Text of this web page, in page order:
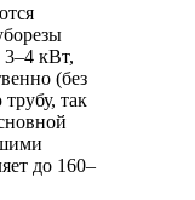
кВт,
(без
так
до 160–